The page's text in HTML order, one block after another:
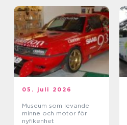
05. juli 2026
Museum som levande
minne och motor för
nyfikenhet